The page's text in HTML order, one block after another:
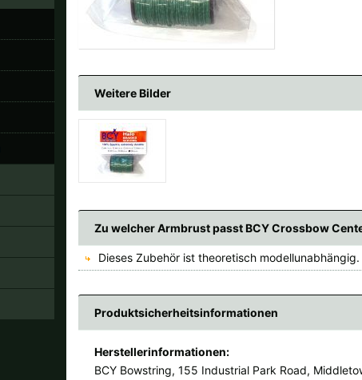
Weitere Bilder
Zu welcher Armbrust passt BCY Crossbow
Dieses Zubehör ist theoretisch
Produktsicherheitsinformationen
Herstellerinformationen:
BCY Bowstring, 155 Industrial Park Road,